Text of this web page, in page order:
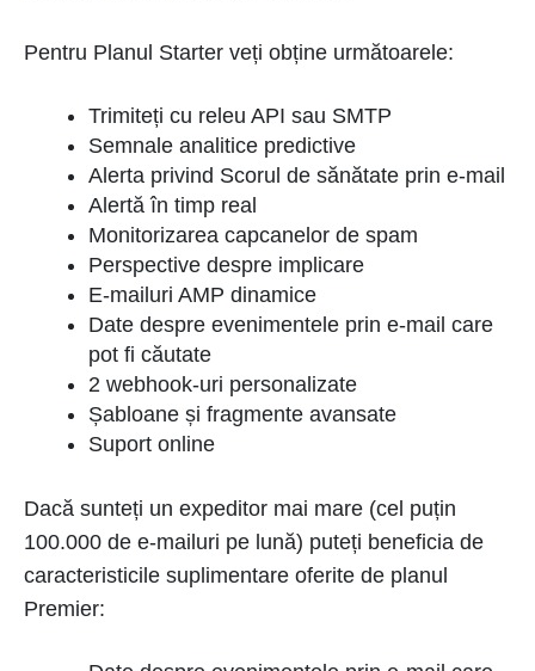
Pentru Planul Starter veți obține următoarele:
Trimiteți cu releu API sau SMTP
Semnale analitice predictive
Alerta privind Scorul de sănătate prin e-mail
Alertă în timp real
Monitorizarea capcanelor de spam
Perspective despre implicare
E-mailuri AMP dinamice
Date despre evenimentele prin e-mail care
pot fi căutate
2 webhook-uri personalizate
Șabloane și fragmente avansate
Suport online
Dacă sunteți un expeditor mai mare (cel puțin
100.000 de e-mailuri pe lună) puteți beneficia de
caracteristicile suplimentare oferite de planul
Premier: